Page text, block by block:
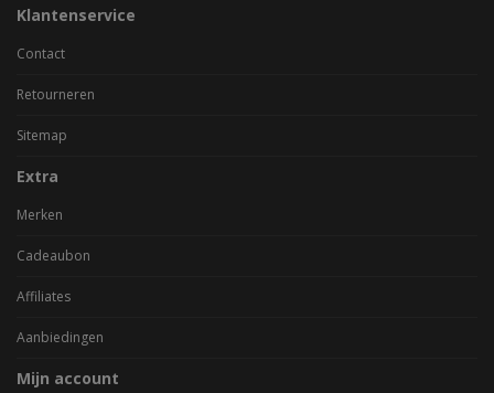
Klantenservice
Contact
Retourneren
Sitemap
Extra
Merken
Cadeaubon
Affiliates
Aanbiedingen
Mijn account